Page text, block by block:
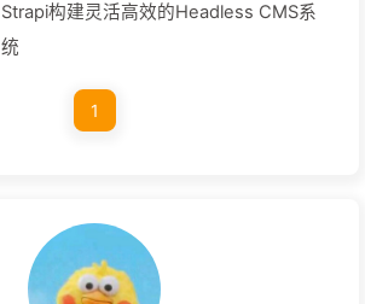
Strapi构建灵活高效的Headless CMS系
统
1